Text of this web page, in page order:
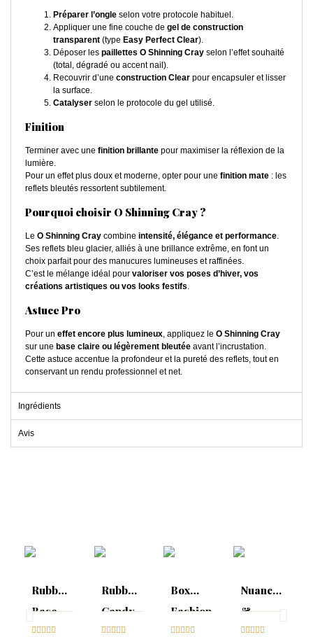
Préparer l’ongle selon votre protocole habituel.
Appliquer une fine couche de gel de construction
transparent (type Easy Perfect Clear).
Déposer les paillettes O Shinning Cray selon l’effet souhaité
(total, dégradé ou accent nail).
Recouvrir d’une construction Clear pour encapsuler et lisser
la surface.
Catalyser selon le protocole du gel utilisé.
Finition
Terminer avec une finition brillante pour maximiser la réflexion de la
lumière.
Pour un effet plus doux et moderne, opter pour une finition mate : les
reflets bleutés ressortent subtilement.
Pourquoi choisir O Shinning Cray ?
Le O Shinning Cray combine intensité, élégance et performance.
Ses reflets bleu glacier, alliés à une brillance extrême, en font un
choix parfait pour des manucures lumineuses et raffinées.
C’est le mélange idéal pour valoriser vos poses d’hiver, vos
créations artistiques ou vos looks festifs.
Astuce Pro
Pour un effet encore plus lumineux, appliquez le O Shinning Cray
sur une base claire ou légèrement bleutée avant l’incrustation.
Cette astuce accentue la profondeur et la pureté des reflets, tout en
conservant un rendu professionnel et net.
Ingrédients
Avis
Rubber
Base
Candy

Rubber
Candy
Glitter

Box
Fashion
Week

Nuancier
&
Sparkling
